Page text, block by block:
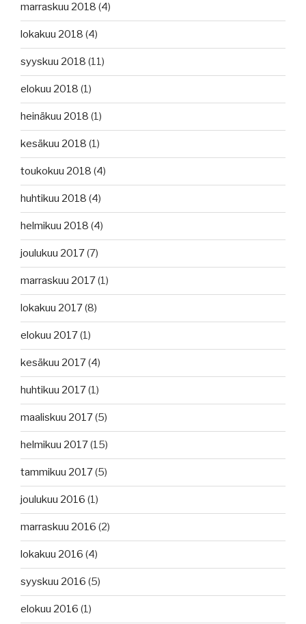
marraskuu 2018 (4)
lokakuu 2018 (4)
syyskuu 2018 (11)
elokuu 2018 (1)
heinäkuu 2018 (1)
kesäkuu 2018 (1)
toukokuu 2018 (4)
huhtikuu 2018 (4)
helmikuu 2018 (4)
joulukuu 2017(7)
marraskuu 2017(1)
lokakuu 2017(8)
elokuu 2017(1)
kesäkuu 2017(4)
huhtikuu 2017(1)
maaliskuu 2017(5)
helmikuu 2017(15)
tammikuu 2017(5)
joulukuu 2016 (1)
marraskuu 2016 (2)
lokakuu 2016 (4)
syyskuu 2016 (5)
elokuu 2016 (1)